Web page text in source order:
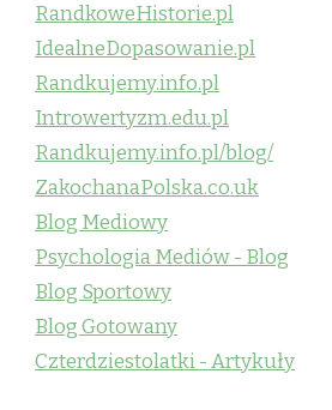
RandkoweHistorie.pl
IdealneDopasowanie.pl
Randkujemy.info.pl
Introwertyzm.edu.pl
Randkujemy.info.pl/blog/
ZakochanaPolska.co.uk
Blog Mediowy
Psychologia Mediów - Blog
Blog Sportowy
Blog Gotowany
Czterdziestolatki - Artykuły